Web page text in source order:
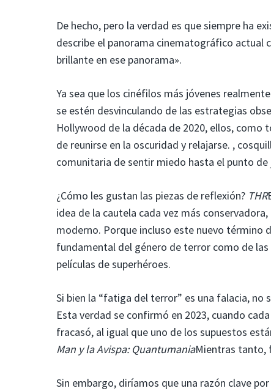
De hecho, pero la verdad es que siempre ha
describe el panorama cinematográfico actual
brillante en ese panorama».
Ya sea que los cinéfilos más jóvenes
se estén desvinculando de las estrategias
Hollywood de la década de 2020, ellos,
de reunirse en la oscuridad y relajarse. ,
comunitaria de sentir miedo hasta el punto de
¿Cómo les gustan las piezas de reflexión? THR
idea de la cautela cada vez más
moderno. Porque incluso este nuevo
fundamental del género de terror como de
películas de superhéroes.
Si bien la “fatiga del terror” es una falacia, no
Esta verdad se confirmó en 2023, cuando
fracasó, al igual que uno de los supuestos
Man y la Avispa: QuantumaniaMientras tanto,
Sin embargo, diríamos que una razón clave